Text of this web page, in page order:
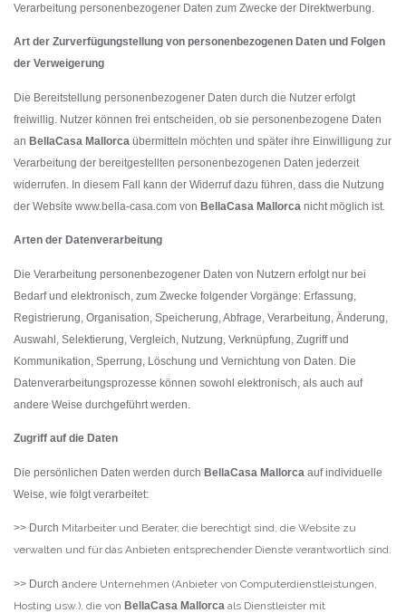
Verarbeitung personenbezogener Daten zum Zwecke der Direktwerbung.
Art der Zurverfügungstellung von personenbezogenen Daten und Folgen
der Verweigerung
Die Bereitstellung personenbezogener Daten durch die Nutzer erfolgt
freiwillig. Nutzer können frei entscheiden, ob sie personenbezogene Daten
an BellaCasa Mallorca übermitteln möchten und später ihre Einwilligung zur
Verarbeitung der bereitgestellten personenbezogenen Daten jederzeit
widerrufen. In diesem Fall kann der Widerruf dazu führen, dass die Nutzung
der Website www.bella-casa.com von BellaCasa Mallorca nicht möglich ist.
Arten der Datenverarbeitung
Die Verarbeitung personenbezogener Daten von Nutzern erfolgt nur bei
Bedarf und elektronisch, zum Zwecke folgender Vorgänge: Erfassung,
Registrierung, Organisation, Speicherung, Abfrage, Verarbeitung, Änderung,
Auswahl, Selektierung, Vergleich, Nutzung, Verknüpfung, Zugriff und
Kommunikation, Sperrung, Löschung und Vernichtung von Daten. Die
Datenverarbeitungsprozesse können sowohl elektronisch, als auch auf
andere Weise durchgeführt werden.
Zugriff auf die Daten
Die persönlichen Daten werden durch BellaCasa Mallorca auf individuelle
Weise, wie folgt verarbeitet:
>> Durch Mitarbeiter und Berater, die berechtigt sind, die Website zu
verwalten und für das Anbieten entsprechender Dienste verantwortlich sind.
>> Durch andere Unternehmen (Anbieter von Computerdienstleistungen,
Hosting usw.), die von BellaCasa Mallorca als Dienstleister mit